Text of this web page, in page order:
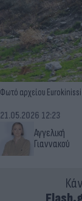
Φωτό αρχείου Eurokinissi
Αγγελική
Γιαννακού
21.05.2026 12:23